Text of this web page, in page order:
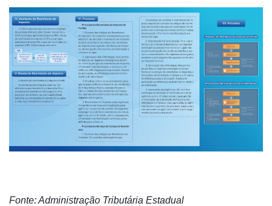
Fonte: Administração Tributária Estadual